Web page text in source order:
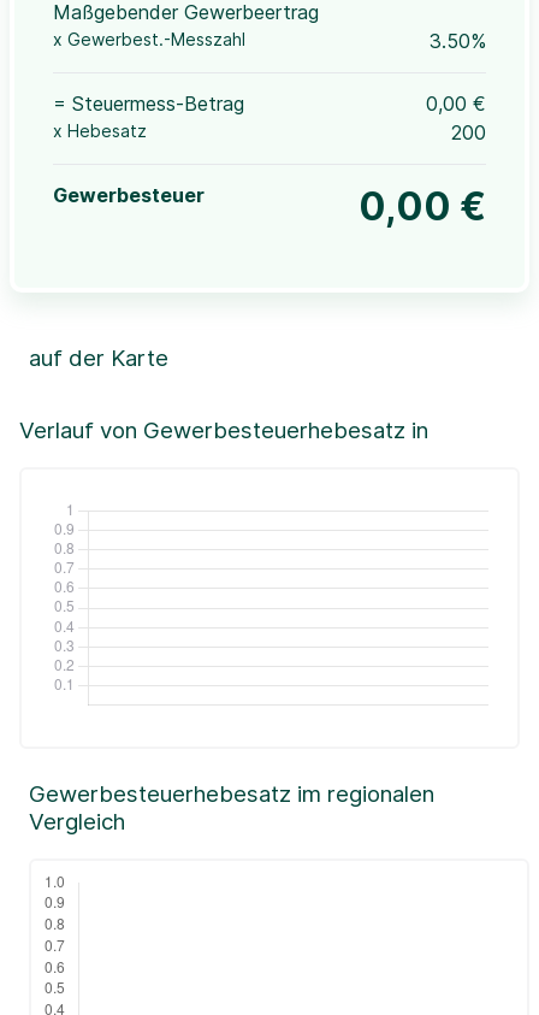
Maßgebender Gewerbeertrag
x Gewerbest.-Messzahl 3.50%
= Steuermess-Betrag 0,00 €
x Hebesatz 200
Gewerbesteuer 0,00 €
Verlauf von Gewerbesteuerhebesatz in
auf der Karte
+
Leaflet|©OpenStreetMap, ©CartoDB,
Gewerbesteuerhebesatz im regionalen
Vergleich